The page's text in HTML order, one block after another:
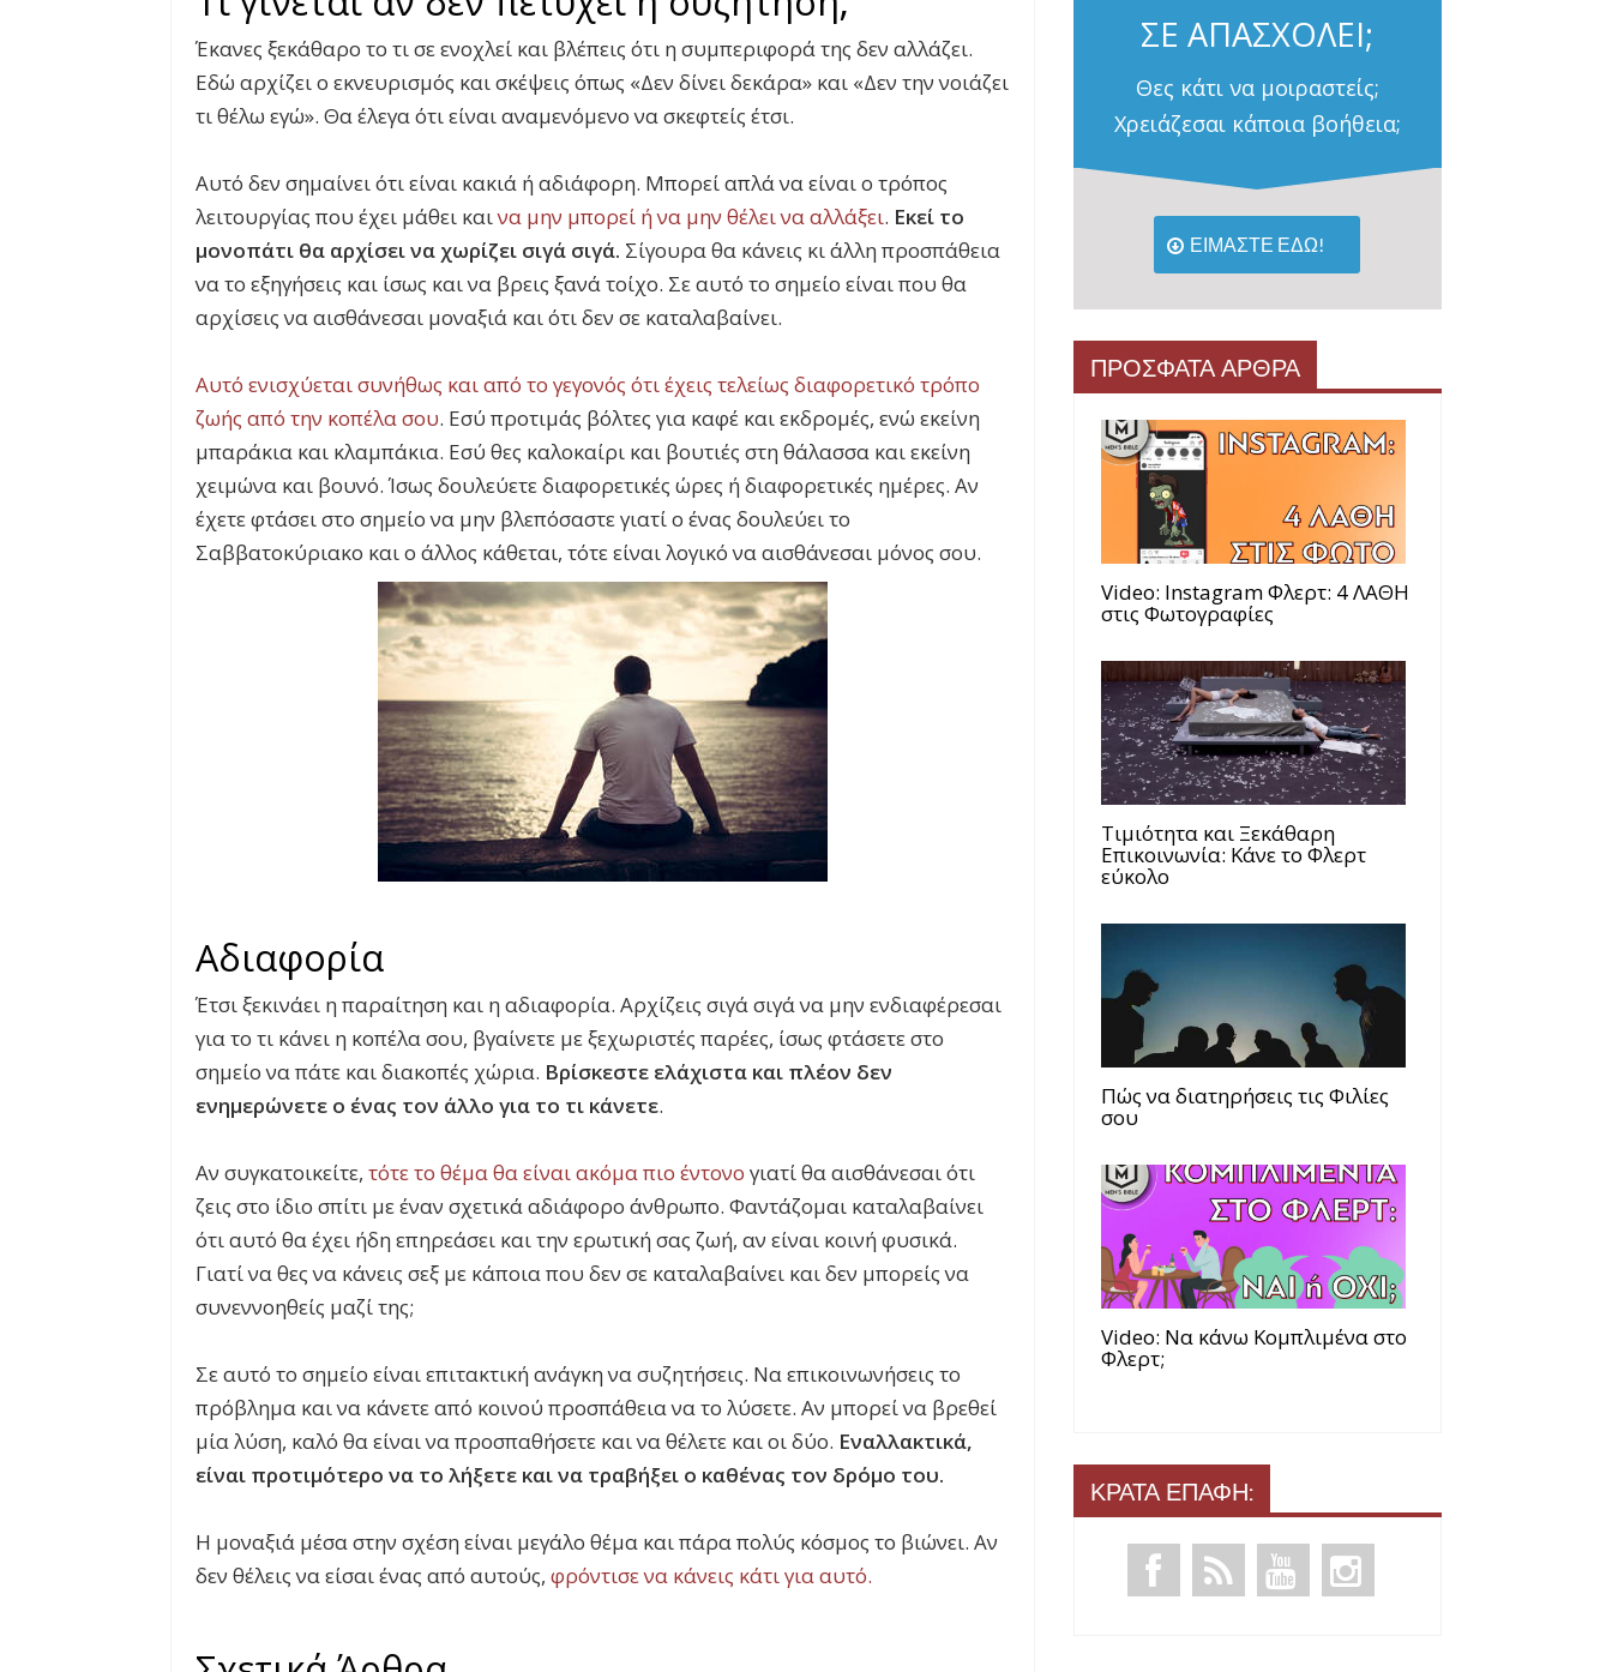
Έκανες ξεκάθαρο το τι σε ενοχλεί και βλέπεις ότι η συμπεριφορά της δεν αλλάζει.
Εδώ αρχίζει ο εκνευρισμός και σκέψεις όπως «Δεν δίνει δεκάρα» και «Δεν την νοιάζει
τι θέλω εγώ». Θα έλεγα ότι είναι αναμενόμενο να σκεφτείς έτσι.
Αυτό δεν σημαίνει ότι είναι κακιά ή αδιάφορη. Μπορεί απλά να είναι ο τρόπος
λειτουργίας που έχει μάθει καινα μην μπορεί ή να μην θέλει να αλλάξει. Εκεί το
μονοπάτι θα αρχίσει να χωρίζει σιγά σιγά. Σίγουρα θα κάνεις κι άλλη προσπάθεια
να το εξηγήσεις και ίσως και να βρεις ξανά τοίχο. Σε αυτό το σημείο είναι που θα
αρχίσεις να αισθάνεσαι μοναξιά και ότι δεν σε καταλαβαίνει.
Αυτό ενισχύεται συνήθως και από το γεγονός ότι έχεις τελείως διαφορετικό τρόπο
ζωής από την κοπέλα σου. Εσύ προτιμάς βόλτες για καφέ και εκδρομές, ενώ εκείνη
μπαράκια και κλαμπάκια. Εσύ θες καλοκαίρι και βουτιές στη θάλασσα και εκείνη
χειμώνα και βουνό. Ίσως δουλεύετε διαφορετικές ώρες ή διαφορετικές ημέρες. Αν
έχετε φτάσει στο σημείο να μην βλεπόσαστε γιατί ο ένας δουλεύει το
Σαββατοκύριακο και ο άλλος κάθεται, τότε είναι λογικό να αισθάνεσαι μόνος σου.
Αδιαφορία
Έτσι ξεκινάει η παραίτηση και η αδιαφορία. Αρχίζεις σιγά σιγά να μην ενδιαφέρεσαι
για το τι κάνει η κοπέλα σου, βγαίνετε με ξεχωριστές παρέες, ίσως φτάσετε στο
σημείο να πάτε και διακοπές χώρια. Βρίσκεστε ελάχιστα και πλέον δεν
ενημερώνετε ο ένας τον άλλο για το τι κάνετε.
Αν συγκατοικείτε, τότε το θέμα θα είναι ακόμα πιο έντονο γιατί θα αισθάνεσαι ότι
ζεις στο ίδιο σπίτι με έναν σχετικά αδιάφορο άνθρωπο. Φαντάζομαι καταλαβαίνει
ότι αυτό θα έχει ήδη επηρεάσει και την ερωτική σας ζωή, αν είναι κοινή φυσικά.
Γιατί να θες να κάνεις σεξ με κάποια που δεν σε καταλαβαίνει και δεν μπορείς να
συνεννοηθείς μαζί της;
Σε αυτό το σημείο είναι επιτακτική ανάγκη να συζητήσεις. Να επικοινωνήσεις το
πρόβλημα και να κάνετε από κοινού προσπάθεια να το λύσετε. Αν μπορεί να βρεθεί
μία λύση, καλό θα είναι να προσπαθήσετε και να θέλετε και οι δύο. Εναλλακτικά,
είναι προτιμότερο να το λήξετε και να τραβήξει ο καθένας τον δρόμο του.
Η μοναξιά μέσα στην σχέση είναι μεγάλο θέμα και πάρα πολύς κόσμος το βιώνει. Αν
δεν θέλεις να είσαι ένας από αυτούς, φρόντισε να κάνεις κάτι για αυτό.
ΣΕ ΑΠΑΣΧΟΛΕΙ;
Θες κάτι να μοιραστείς;
Χρειάζεσαι κάποια βοήθεια;
ΕΙΜΑΣΤΕ ΕΔΩ!
ΠΡΟΣΦΑΤΑ ΑΡΘΡΑ
Video: Instagram Φλερτ: 4 ΛΑΘΗ
στις Φωτογραφίες
Τιμιότητα και Ξεκάθαρη
Επικοινωνία: Κάνε το Φλερτ
εύκολο
Πώς να διατηρήσεις τις Φιλίες
σου
Video: Να κάνω Κομπλιμένα στο
Φλερτ;
ΚΡΑΤΑ ΕΠΑΦΗ: